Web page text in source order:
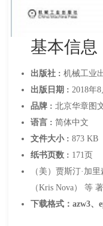
基本信息
出版社 : 机械工业
出版日期 : 2018年8
品牌 : 北京华章图
语言 : 简体中文
文件大小 : 873 KB
纸书页数 : 171页
（美）贾斯汀·加
（Kris Nova） 等
下载格式：azw3、